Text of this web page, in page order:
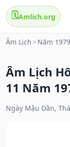
🗓️Amlich.org
Âm Lịch > Năm 1979
Âm Lịch
11 Năm
Ngày Mậu Dần,